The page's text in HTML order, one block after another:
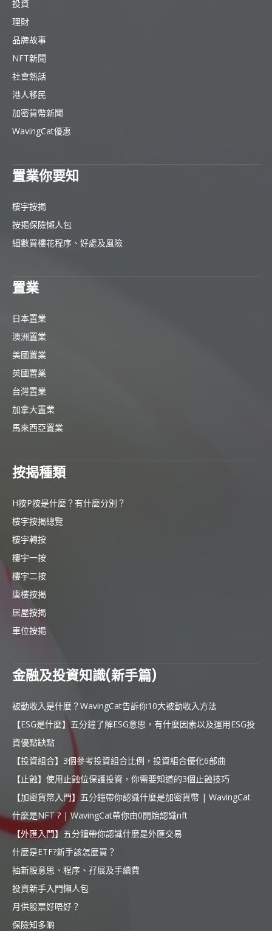
投資
理財
品牌故事
NFT新聞
社會熱話
港人移民
加密貨幣新聞
WavingCat優惠
置業你要知
樓宇按揭
按揭保險懶人包
細數買樓花程序、好處及風險
置業
日本置業
澳洲置業
美國置業
英國置業
台灣置業
加拿大置業
馬來西亞置業
按揭種類
H按P按是什麼？有什麼分別？
樓宇按揭總覽
樓宇轉按
樓宇一按
樓宇二按
唐樓按揭
居屋按揭
車位按揭
金融及投資知識(新手篇)
被動收入是什麼？WavingCat告訴你10大被動收入方法
【ESG是什麼】五分鐘了解ESG意思，有什麼因素以及運用ESG投
資優點缺點
【投資組合】3個參考投資組合比例，投資組合優化6部曲
【止蝕】使用止蝕位保護投資，你需要知道的3個止蝕技巧
【加密貨幣入門】五分鐘帶你認識什麼是加密貨幣 | WavingCat
什麼是NFT ? | WavingCat帶你由0開始認識nft
【外匯入門】五分鐘帶你認識什麼是外匯交易
什麼是ETF?新手該怎麼買？
抽新股意思、程序、孖展及手續費
投資新手入門懶人包
月供股票好唔好？
保險知多啲